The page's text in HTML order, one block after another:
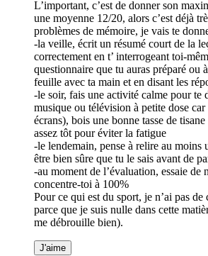
L’important, c’est de donner son
une moyenne 12/20, alors c’est déjà
problèmes de mémoire, je vais te
-la veille, écrit un résumé court de la
correctement en t’ interrogeant toi-
questionnaire que tu auras préparé ou
feuille avec ta main et en disant les
-le soir, fais une activité calme pour te
musique ou télévision à petite dose
écrans), bois une bonne tasse de
assez tôt pour éviter la fatigue
-le lendemain, pense à relire au moins
être bien sûre que tu le sais avant de
-au moment de l’évaluation, essaie de
concentre-toi à 100%
Pour ce qui est du sport, je n’ai pas de
parce que je suis nulle dans cette
me débrouille bien).
J'aime